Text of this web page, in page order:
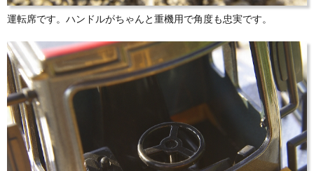
運転席です。ハンドルがちゃんと重機用で角度も忠実です。